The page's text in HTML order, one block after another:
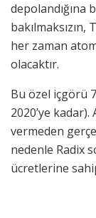
depolandığına
her zaman
olacaktır.
Bu özel içgörü
2020’ye
vermeden
nedenle Radix
ücretlerine